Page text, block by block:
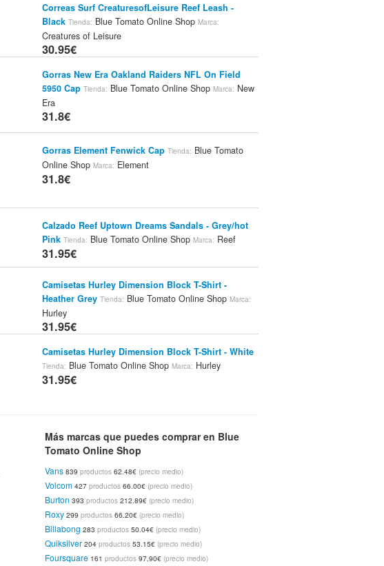
Correas Surf CreaturesofLeisure Reef Leash -
Black Tienda: Blue Tomato Online Shop Marca:
Creatures of Leisure
30.95€
Gorras New Era Oakland Raiders NFL On Field
5950 Cap Tienda: Blue Tomato Online Shop Marca: New
Era
31.8€
Gorras Element Fenwick Cap Tienda: Blue Tomato
Online Shop Marca: Element
31.8€
Calzado Reef Uptown Dreams Sandals - Grey/hot
Pink Tienda: Blue Tomato Online Shop Marca: Reef
31.95€
Camisetas Hurley Dimension Block T-Shirt -
Heather Grey Tienda: Blue Tomato Online Shop Marca:
Hurley
31.95€
Camisetas Hurley Dimension Block T-Shirt - White
Tienda: Blue Tomato Online Shop Marca: Hurley
31.95€
Hurley
31.95€
Camisetas Hurley Octapuss T-Shirt - White
Blue Tomato Online Shop Marca: Hurley
31.95€
Camisetas Hurley Krush T-Shirt - Gold Coast
Blue Tomato Online Shop
Más marcas que puedes comprar en Blue
Tomato Online Shop
Vans 839productos 62.48€ (precio medio)
Volcom 427productos 66.00€ (precio medio)
Burton 393productos 212.89€ (precio medio)
Roxy 299productos 66.20€ (precio medio)
Billabong 283productos 50.04€ (precio medio)
Quiksilver 204productos 53.15€ (precio medio)
Foursquare 161productos 97.90€ (precio medio)